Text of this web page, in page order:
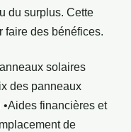
du surplus. Cette
faire des bénéfices.
solaires
des panneaux
financières et
de